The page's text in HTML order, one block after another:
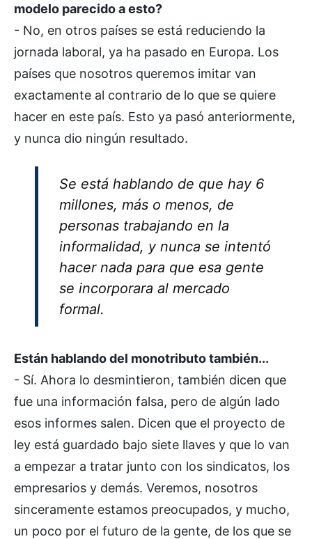
modelo parecido a esto?
- No, en otros países se está reduciendo la
jornada laboral, ya ha pasado en Europa. Los
países que nosotros queremos imitar van
exactamente al contrario de lo que se quiere
hacer en este país. Esto ya pasó anteriormente,
y nunca dio ningún resultado.
Se está hablando de que hay 6
millones, más o menos, de
personas trabajando en la
informalidad, y nunca se intentó
hacer nada para que esa gente
se incorporara al mercado
formal.
Están hablando del monotributo también...
- Sí. Ahora lo desmintieron, también dicen que
fue una información falsa, pero de algún lado
esos informes salen. Dicen que el proyecto de
ley está guardado bajo siete llaves y que lo van
a empezar a tratar junto con los sindicatos, los
empresarios y demás. Veremos, nosotros
sinceramente estamos preocupados, y mucho,
un poco por el futuro de la gente, de los que se